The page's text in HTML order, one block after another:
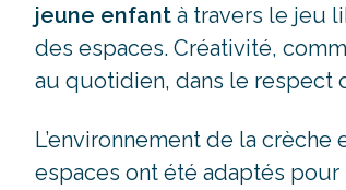
jeune enfant à travers le jeu
des espaces. Créativité,
au quotidien, dans le respect
L’environnement de la
espaces ont été adaptés